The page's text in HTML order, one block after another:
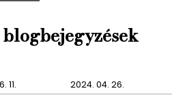
modern darabokat.
11. 2024. 04. 26.